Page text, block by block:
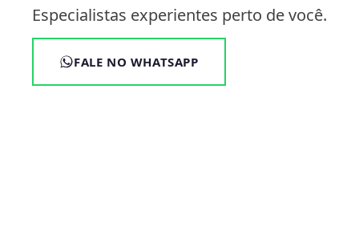
Especialistas experientes perto de você.
FALE NO WHATSAPP